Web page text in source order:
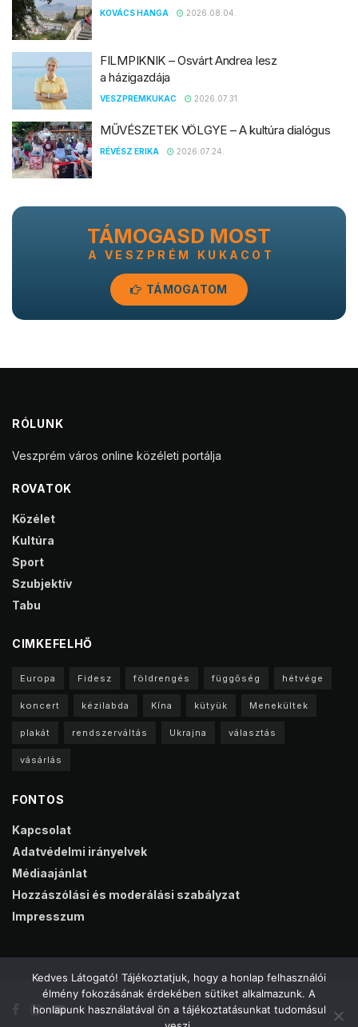
KOVÁCS HANGA 2026.08.04.
FILMPIKNIK – Osvárt Andrea lesz
a házigazdája
VESZPREMKUKAC 2026.07.31.
MŰVÉSZETEK VÖLGYE – A kultúra dialógus
RÉVÉSZ ERIKA 2026.07.24.
TÁMOGASD MOST
A VESZPRÉM KUKACOT
TÁMOGATOM
RÓLUNK
Veszprém város online közéleti portálja
ROVATOK
Közélet
Kultúra
Sport
Szubjektív
Tabu
CIMKEFELHŐ
Europa Fidesz földrengés függőség hétvége
koncert kézilabda Kína kütyük Menekültek
plakát rendszerváltás Ukrajna választás
vásárlás
FONTOS
Kapcsolat
Adatvédelmi irányelvek
Médiaajánlat
Hozzászólási és moderálási szabályzat
Impresszum
Kedves Látogató! Tájékoztatjuk, hogy a honlap felhasználói
élmény fokozásának érdekében sütiket alkalmazunk. A
honlapunk használatával ön a tájékoztatásunkat tudomásul